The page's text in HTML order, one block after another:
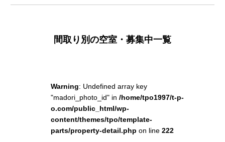
間取り別の空室・募集中一覧
Warning: Undefined array key
"madori_photo_id" in/home/tpo1997/t-p-
o.com/public_html/wp-
content/themes/tpo/template-
parts/property-detail.php on line222